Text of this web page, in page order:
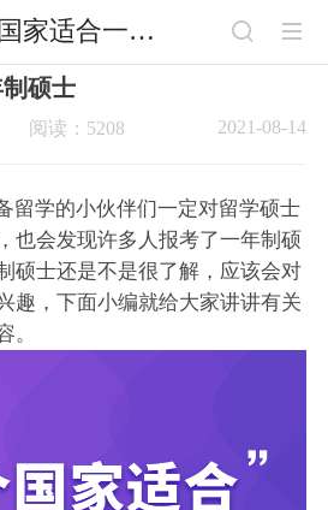
哪个国家适合一年制硕士
硕士
2021-08-14
阅读：5208
留学的小伙伴们一定对留学硕士
也会发现许多人报考了一年制硕
硕士还是不是很了解，应该会对
趣，下面小编就给大家讲讲有关
。